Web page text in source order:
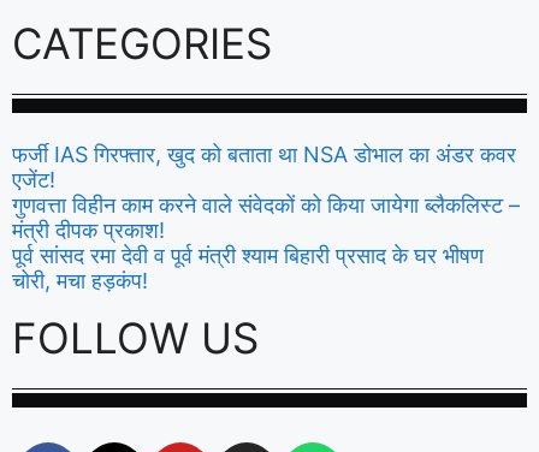
CATEGORIES
फर्जी IAS गिरफ्तार, खुद को बताता था NSA डोभाल का अंडर कवर
एजेंट!
गुणवत्ता विहीन काम करने वाले संवेदकों को किया जायेगा ब्लैकलिस्ट –
मंत्री दीपक प्रकाश!
पूर्व सांसद रमा देवी व पूर्व मंत्री श्याम बिहारी प्रसाद के घर भीषण
चोरी, मचा हड़कंप!
FOLLOW US